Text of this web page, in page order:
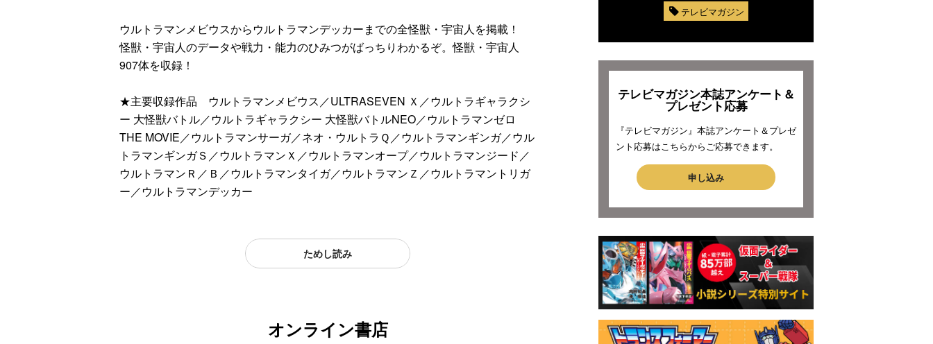
ウルトラマンメビウスからウルトラマンデッカーまでの全怪獣・宇宙人を掲載！
怪獣・宇宙人のデータや戦力・能力のひみつがばっちりわかるぞ。怪獣・宇宙人
907体を収録！
★主要収録作品 ウルトラマンメビウス／ULTRASEVEN Ｘ／ウルトラギャラクシ
ー 大怪獣バトル／ウルトラギャラクシー 大怪獣バトルNEO／ウルトラマンゼロ
THE MOVIE／ウルトラマンサーガ／ネオ・ウルトラＱ／ウルトラマンギンガ／ウル
トラマンギンガＳ／ウルトラマンＸ／ウルトラマンオープ／ウルトラマンジード／
ウルトラマンＲ／Ｂ／ウルトラマンタイガ／ウルトラマンＺ／ウルトラマントリガ
ー／ウルトラマンデッカー
ためし読み
オンライン書店
テレビマガジン
テレビマガジン本誌アンケート＆
プレゼント応募
『テレビマガジン』本誌アンケート＆プレゼ
ント応募はこちらからご応募できます。
申し込み